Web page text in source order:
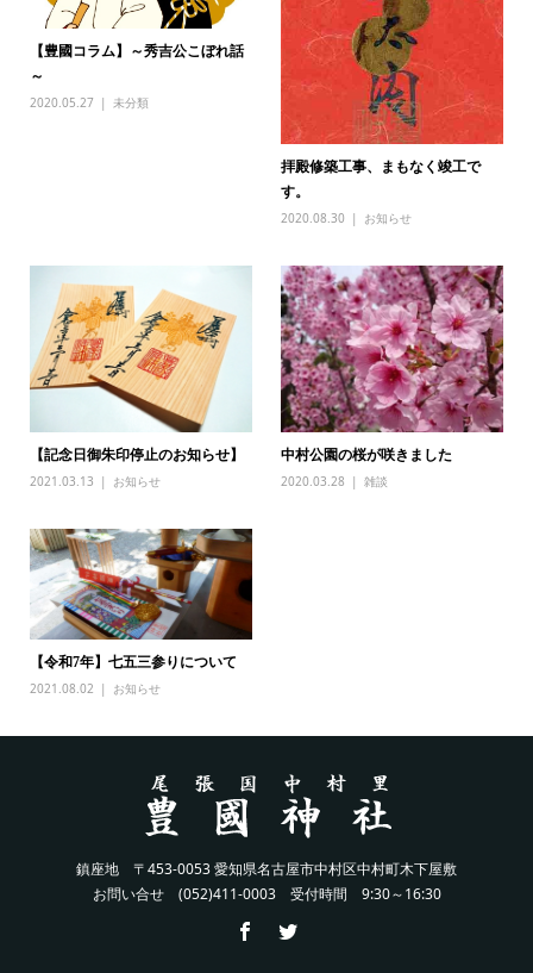
【豊國コラム】～秀吉公こぼれ話
～
2020.05.27
未分類
拝殿修築工事、まもなく竣工で
す。
2020.08.30
お知らせ
【記念日御朱印停止のお知らせ】
2021.03.13
お知らせ
中村公園の桜が咲きました
2020.03.28
雑談
【令和7年】七五三参りについて
2021.08.02
お知らせ
鎮座地 〒453-0053 愛知県名古屋市中村区中村町木下屋敷
お問い合せ (052)411-0003 受付時間 9:30～16:30